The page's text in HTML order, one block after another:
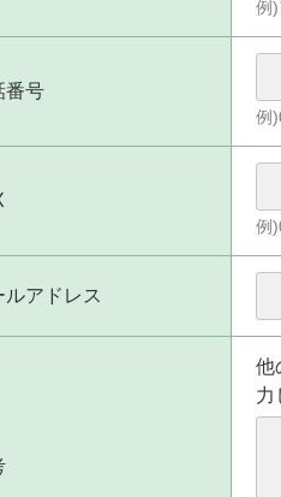
例
番号
例
例
ルアドレス
他
力